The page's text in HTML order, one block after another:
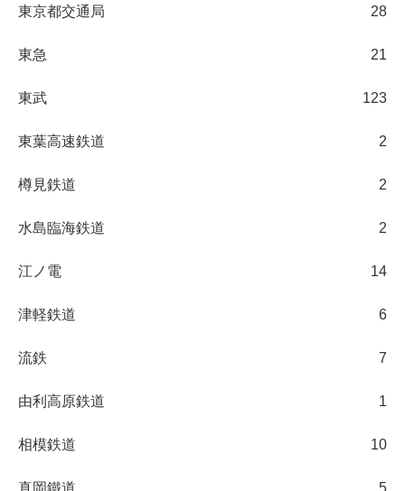
東京都交通局 28
東急 21
東武 123
東葉高速鉄道 2
樽見鉄道 2
水島臨海鉄道 2
江ノ電 14
津軽鉄道 6
流鉄 7
由利高原鉄道 1
相模鉄道 10
真岡鐵道 5